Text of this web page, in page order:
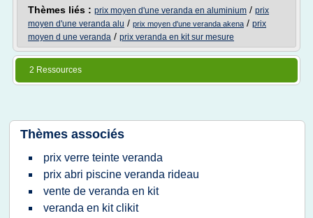
Thèmes liés : prix moyen d'une veranda en aluminium / prix
moyen d'une veranda alu / prix moyen d'une veranda akena / prix
moyen d une veranda / prix veranda en kit sur mesure
2 Ressources
Thèmes associés
prix verre teinte veranda
prix abri piscine veranda rideau
vente de veranda en kit
veranda en kit clikit